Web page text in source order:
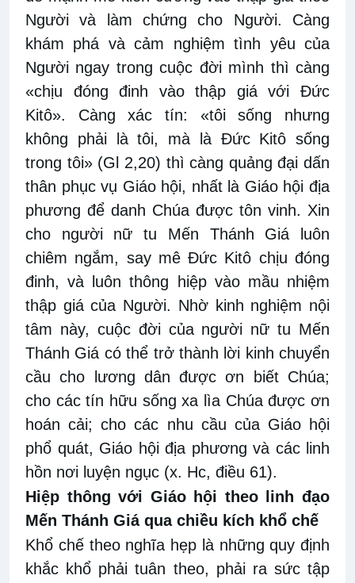
Người và làm chứng cho Người. Càng
khám phá và cảm nghiệm tình yêu của
Người ngay trong cuộc đời mình thì càng
«chịu đóng đinh vào thập giá với Đức
Kitô». Càng xác tín: «tôi sống nhưng
không phải là tôi, mà là Đức Kitô sống
trong tôi» (Gl 2,20) thì càng quảng đại dấn
thân phục vụ Giáo hội, nhất là Giáo hội địa
phương để danh Chúa được tôn vinh. Xin
cho người nữ tu Mến Thánh Giá luôn
chiêm ngắm, say mê Đức Kitô chịu đóng
đinh, và luôn thông hiệp vào mầu nhiệm
thập giá của Người. Nhờ kinh nghiệm nội
tâm này, cuộc đời của người nữ tu Mến
Thánh Giá có thể trở thành lời kinh chuyển
cầu cho lương dân được ơn biết Chúa;
cho các tín hữu sống xa lìa Chúa được ơn
hoán cải; cho các nhu cầu của Giáo hội
phổ quát, Giáo hội địa phương và các linh
hồn nơi luyện ngục (x. Hc, điều 61).
Hiệp thông với Giáo hội theo linh đạo
Mến Thánh Giá qua chiều kích khổ chế
Khổ chế theo nghĩa hẹp là những quy định
khắc khổ phải tuân theo, phải ra sức tập